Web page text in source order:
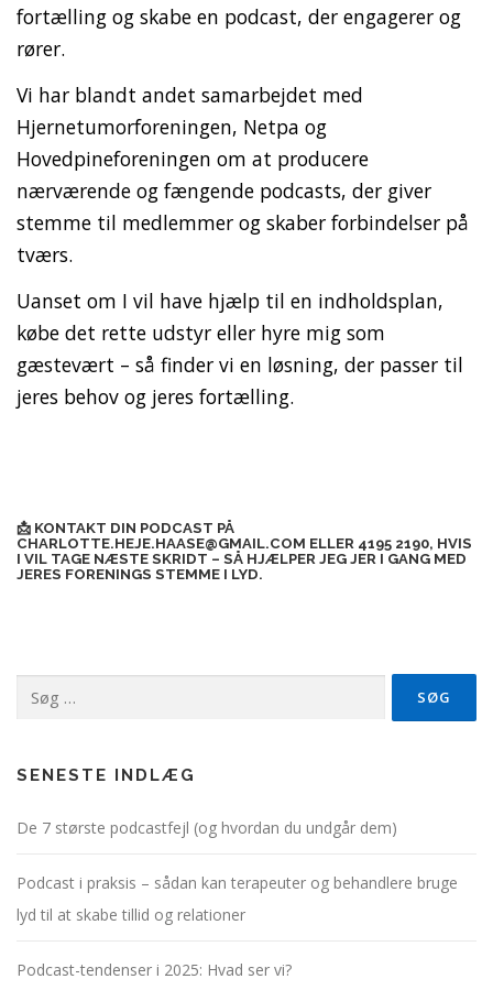
fortælling og skabe en podcast, der engagerer og
rører.
Vi har blandt andet samarbejdet med
Hjernetumorforeningen, Netpa og
Hovedpineforeningen om at producere
nærværende og fængende podcasts, der giver
stemme til medlemmer og skaber forbindelser på
tværs.
Uanset om I vil have hjælp til en indholdsplan,
købe det rette udstyr eller hyre mig som
gæstevært – så finder vi en løsning, der passer til
jeres behov og jeres fortælling.
📩 KONTAKT DIN PODCAST PÅ
CHARLOTTE.HEJE.HAASE@GMAIL.COM ELLER 4195 2190, HVIS
I VIL TAGE NÆSTE SKRIDT – SÅ HJÆLPER JEG JER I GANG MED
JERES FORENINGS STEMME I LYD.
Søg
SENESTE INDLÆG
De 7 største podcastfejl (og hvordan du undgår dem)
Podcast i praksis – sådan kan terapeuter og behandlere bruge
lyd til at skabe tillid og relationer
Podcast-tendenser i 2025: Hvad ser vi?